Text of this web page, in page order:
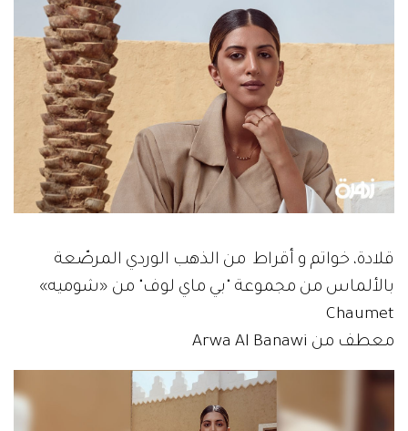
قلادة، خواتم و أقراط من الذهب الوردي المرصّعة
بالألماس من مجموعة "بي ماي لوف" من «شوميه»
Chaumet
معطف من Arwa Al Banawi